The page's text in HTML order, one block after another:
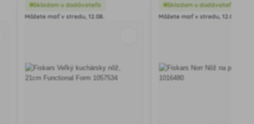
Skladom u dodávateľa
Môžete mať v stredu, 12.08.
Skladom u dodávateľa
Môžete mať v stredu, 12.08.